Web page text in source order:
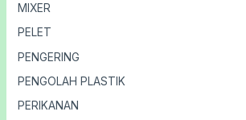
MIXER
PELET
PENGERING
PENGOLAH PLASTIK
PERIKANAN